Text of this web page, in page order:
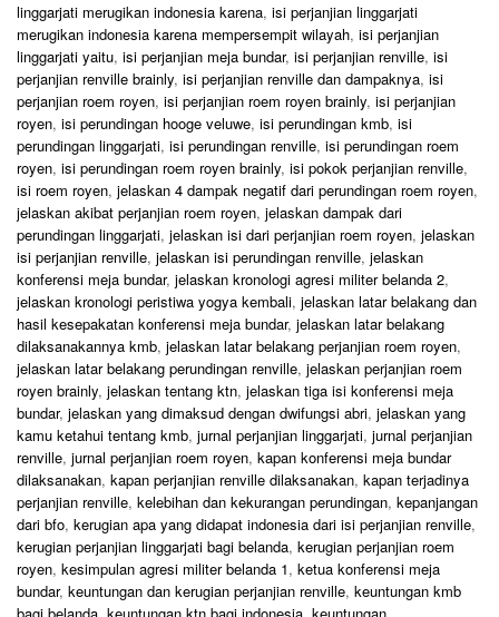
linggarjati merugikan indonesia karena, isi perjanjian linggarjati
merugikan indonesia karena mempersempit wilayah, isi perjanjian
linggarjati yaitu, isi perjanjian meja bundar, isi perjanjian renville, isi
perjanjian renville brainly, isi perjanjian renville dan dampaknya, isi
perjanjian roem royen, isi perjanjian roem royen brainly, isi perjanjian
royen, isi perundingan hooge veluwe, isi perundingan kmb, isi
perundingan linggarjati, isi perundingan renville, isi perundingan roem
royen, isi perundingan roem royen brainly, isi pokok perjanjian renville,
isi roem royen, jelaskan 4 dampak negatif dari perundingan roem royen,
jelaskan akibat perjanjian roem royen, jelaskan dampak dari
perundingan linggarjati, jelaskan isi dari perjanjian roem royen, jelaskan
isi perjanjian renville, jelaskan isi perundingan renville, jelaskan
konferensi meja bundar, jelaskan kronologi agresi militer belanda 2,
jelaskan kronologi peristiwa yogya kembali, jelaskan latar belakang dan
hasil kesepakatan konferensi meja bundar, jelaskan latar belakang
dilaksanakannya kmb, jelaskan latar belakang perjanjian roem royen,
jelaskan latar belakang perundingan renville, jelaskan perjanjian roem
royen brainly, jelaskan tentang ktn, jelaskan tiga isi konferensi meja
bundar, jelaskan yang dimaksud dengan dwifungsi abri, jelaskan yang
kamu ketahui tentang kmb, jurnal perjanjian linggarjati, jurnal perjanjian
renville, jurnal perjanjian roem royen, kapan konferensi meja bundar
dilaksanakan, kapan perjanjian renville dilaksanakan, kapan terjadinya
perjanjian renville, kelebihan dan kekurangan perundingan, kepanjangan
dari bfo, kerugian apa yang didapat indonesia dari isi perjanjian renville,
kerugian perjanjian linggarjati bagi belanda, kerugian perjanjian roem
royen, kesimpulan agresi militer belanda 1, ketua konferensi meja
bundar, keuntungan dan kerugian perjanjian renville, keuntungan kmb
bagi belanda, keuntungan ktn bagi indonesia, keuntungan